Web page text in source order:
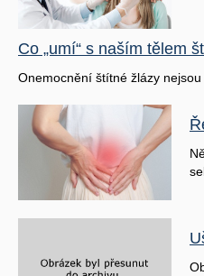
Co „umí“ s naším tělem
Onemocnění štítné žlázy nejsou